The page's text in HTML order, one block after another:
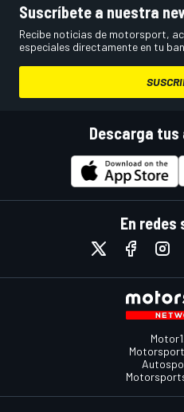
Suscríbete a nuestra
Recibe noticias de motorsport,
especiales directamente en tu
Descarga
En